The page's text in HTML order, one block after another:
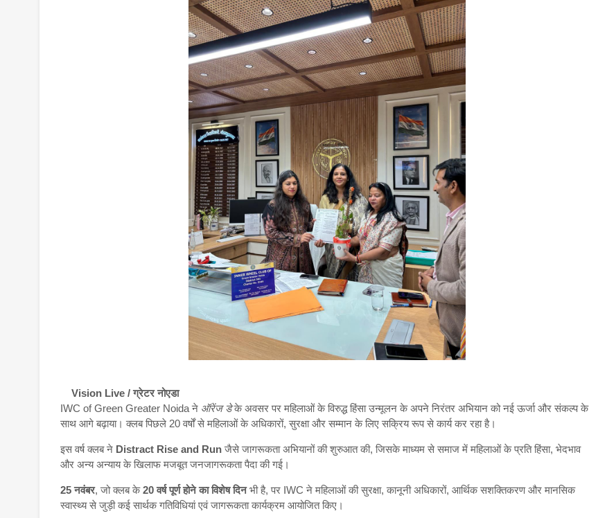
Vision Live / ग्रेटर नोएडा
IWC of Green Greater Noida ने ऑरेंज डेके अवसर पर महिलाओं के विरुद्ध हिंसा उन्मूलन के अपने निरंतर अभियान को नई ऊर्जा और संकल्प के
साथ आगे बढ़ाया। क्लब पिछले 20 वर्षों से महिलाओं के अधिकारों, सुरक्षा और सम्मान के लिए सक्रिय रूप से कार्य कर रहा है।
इस वर्ष क्लब ने Distract Rise and Run जैसे जागरूकता अभियानों की शुरुआत की, जिसके माध्यम से समाज में महिलाओं के प्रति हिंसा, भेदभाव
और अन्य अन्याय के खिलाफ मजबूत जनजागरूकता पैदा की गई।
25 नवंबर, जो क्लब के20 वर्ष पूर्ण होने का विशेष दिनभी है, पर IWC ने महिलाओं की सुरक्षा, कानूनी अधिकारों, आर्थिक सशक्तिकरण और मानसिक
स्वास्थ्य से जुड़ी कई सार्थक गतिविधियां एवं जागरूकता कार्यक्रम आयोजित किए।